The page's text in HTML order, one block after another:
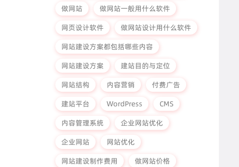
做网站
做网站一般用什么软件
网页设计软件
做网站设计用什么软件
网站建设方案都包括哪些内容
网站建设方案
建站目的与定位
网站结构
内容营销
付费广告
建站平台
WordPress
CMS
内容管理系统
企业网站优化
企业网站
网站优化
网站建设制作费用
做网站价格